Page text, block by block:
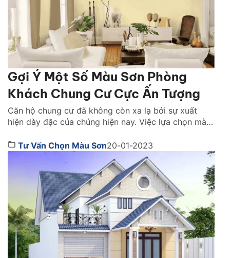
Gợi Ý Một Số Màu Sơn Phòng
Khách Chung Cư Cực Ấn Tượng
Căn hộ chung cư đã không còn xa lạ bởi sự xuất
hiện dày đặc của chúng hiện nay. Việc lựa chọn màu
công cũng làm cho không chủ nhà gặp không ít khó
khăn. Nếu bạn cũng đang chưa tìm ra màu […]
Tư Vấn Chọn Màu Sơn20-01-2023